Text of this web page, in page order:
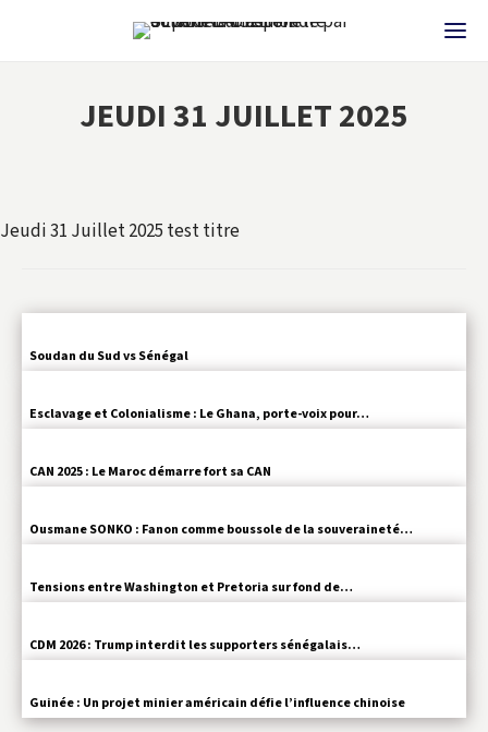
JEUDI 31 JUILLET 2025
Jeudi 31 Juillet 2025 test titre
Soudan du Sud vs Sénégal
Esclavage et Colonialisme : Le Ghana, porte-voix pour…
CAN 2025 : Le Maroc démarre fort sa CAN
Ousmane SONKO : Fanon comme boussole de la souveraineté…
Tensions entre Washington et Pretoria sur fond de…
CDM 2026 : Trump interdit les supporters sénégalais…
Guinée : Un projet minier américain défie l’influence chinoise